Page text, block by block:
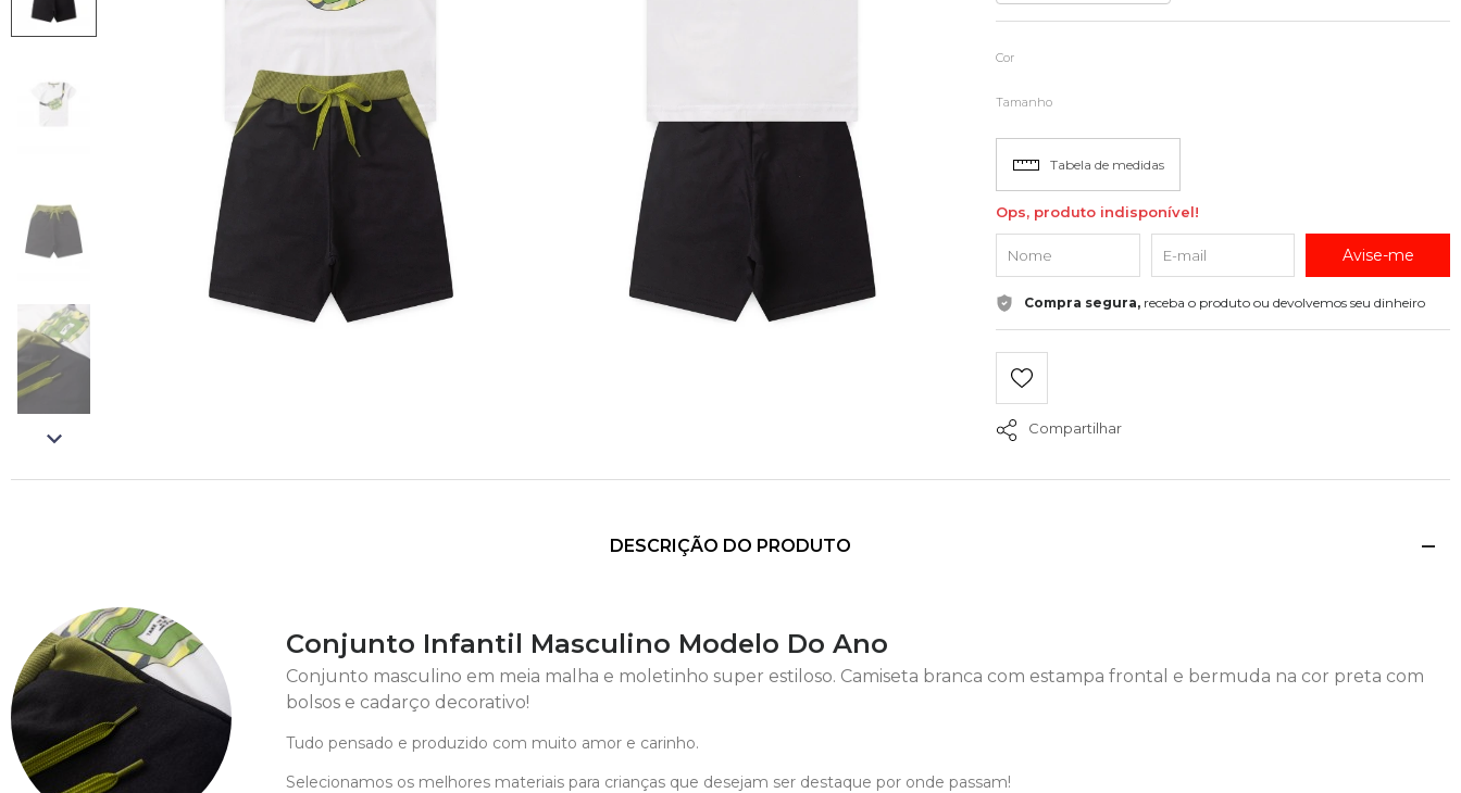
Cor
Tamanho
Tabela de medidas
Ops, produto indisponível!
Avise-me
Compra segura, receba o produto ou devolvemos seu dinheiro
Compartilhar
DESCRIÇÃO DO PRODUTO
Conjunto Infantil Masculino Modelo Do Ano
Conjunto masculino em meia malha e moletinho super estiloso. Camiseta branca com estampa frontal e bermuda na cor preta com
bolsos e cadarço decorativo!
Tudo pensado e produzido com muito amor e carinho.
Selecionamos os melhores materiais para crianças que desejam ser destaque por onde passam!